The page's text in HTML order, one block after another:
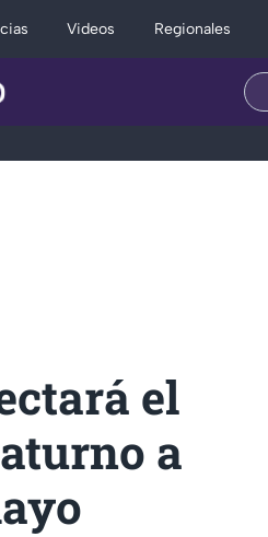
Videos Regionales
el
a